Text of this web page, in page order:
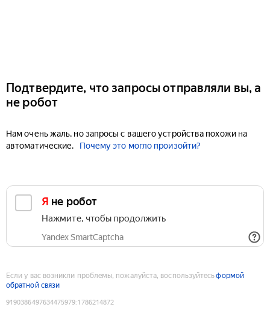
Подтвердите, что запросы отправляли вы, а
не робот
Нам очень жаль, но запросы с вашего устройства похожи на
автоматические.
Почему это могло произойти?
Я не робот
Нажмите, чтобы продолжить
Yandex SmartCaptcha
Если у вас возникли проблемы, пожалуйста, воспользуйтесьформой
обратной связи
9190386497634475979:1786214872